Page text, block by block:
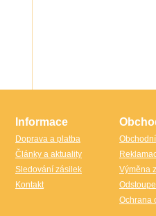
Informace
Doprava a platba
Články a aktuality
Sledování zásilek
Kontakt
Výměna
Ochrana